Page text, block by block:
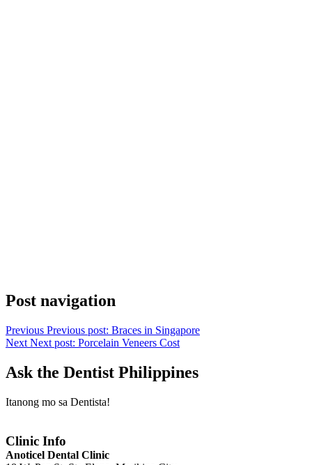
Post navigation
Previous Previous post: Braces in Singapore
Next Next post: Porcelain Veneers Cost
Ask the Dentist Philippines
Itanong mo sa Dentista!
Clinic Info
Anoticel Dental Clinic